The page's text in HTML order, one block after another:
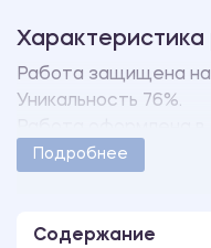
Характеристика
Работа защищена на
Уникальность 76%.
методическими
Приложение 1.
Подробнее
Содержание